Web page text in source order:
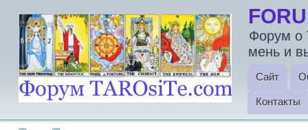
Форум о
мень и
Сайт
Контакты